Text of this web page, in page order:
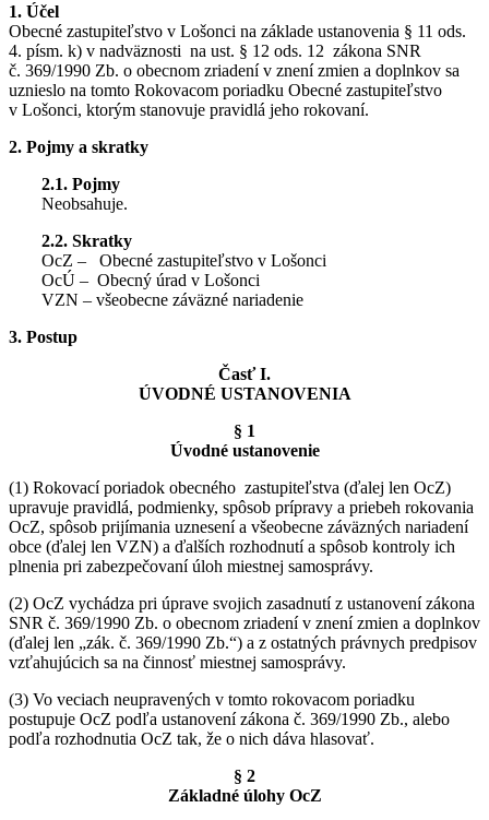
1. Účel
Obecné zastupiteľstvo v Lošonci na základe ustanovenia § 11 ods.
4. písm. k) v nadväznosti na ust. § 12 ods. 12 zákona SNR
č. 369/1990 Zb. o obecnom zriadení v znení zmien a doplnkov sa
uznieslo na tomto Rokovacom poriadku Obecné zastupiteľstvo
v Lošonci, ktorým stanovuje pravidlá jeho rokovaní.
2. Pojmy a skratky
2.1. Pojmy
Neobsahuje.
2.2. Skratky
OcZ – Obecné zastupiteľstvo v Lošonci
OcÚ – Obecný úrad v Lošonci
VZN – všeobecne záväzné nariadenie
3. Postup
Časť I.
ÚVODNÉ USTANOVENIA
§ 1
Úvodné ustanovenie
(1) Rokovací poriadok obecného zastupiteľstva (ďalej len OcZ)
upravuje pravidlá, podmienky, spôsob prípravy a priebeh rokovania
OcZ, spôsob prijímania uznesení a všeobecne záväzných nariadení
obce (ďalej len VZN) a ďalších rozhodnutí a spôsob kontroly ich
plnenia pri zabezpečovaní úloh miestnej samosprávy.
(2) OcZ vychádza pri úprave svojich zasadnutí z ustanovení zákona
SNR č. 369/1990 Zb. o obecnom zriadení v znení zmien a doplnkov
(ďalej len „zák. č. 369/1990 Zb.“) a z ostatných právnych predpisov
vzťahujúcich sa na činnosť miestnej samosprávy.
(3) Vo veciach neupravených v tomto rokovacom poriadku
postupuje OcZ podľa ustanovení zákona č. 369/1990 Zb., alebo
podľa rozhodnutia OcZ tak, že o nich dáva hlasovať.
§ 2
Základné úlohy OcZ